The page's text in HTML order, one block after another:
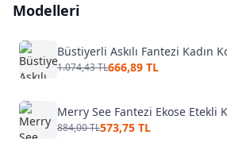
Modelleri
1.074,43 TL666,89 TL
884,00 TL573,75 TL